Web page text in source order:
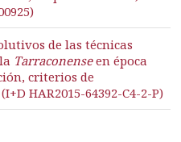
de las técnicas
Tarraconenseen época
criterios de
HAR2015-64392-C4-2-P)